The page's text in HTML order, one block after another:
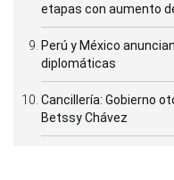
etapas con aumento
Perú y México
diplomáticas
Cancillería: Gobierno
Betssy Chávez